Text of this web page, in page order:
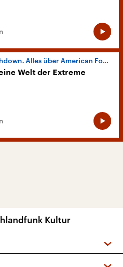
Alles über American Football“
Welt der Extreme
Kultur